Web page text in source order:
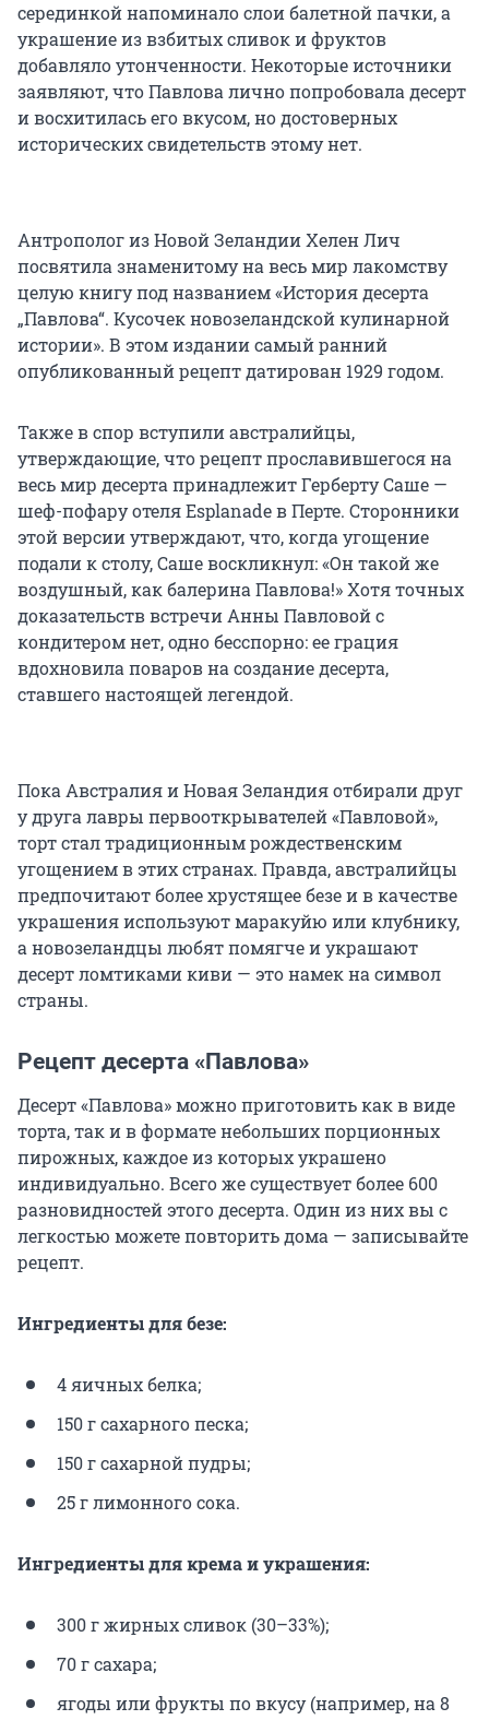
серединкой напоминало слои балетной пачки, а
украшение из взбитых сливок и фруктов
добавляло утонченности. Некоторые источники
заявляют, что Павлова лично попробовала десерт
и восхитилась его вкусом, но достоверных
исторических свидетельств этому нет.
Антрополог из Новой Зеландии Хелен Лич
посвятила знаменитому на весь мир лакомству
целую книгу под названием «История десерта
„Павлова“. Кусочек новозеландской кулинарной
истории». В этом издании самый ранний
опубликованный рецепт датирован 1929 годом.
Также в спор вступили австралийцы,
утверждающие, что рецепт прославившегося на
весь мир десерта принадлежит Герберту Саше —
шеф-пофару отеля Esplanade в Перте. Сторонники
этой версии утверждают, что, когда угощение
подали к столу, Саше воскликнул: «Он такой же
воздушный, как балерина Павлова!»Хотя точных
доказательств встречи Анны Павловой с
кондитером нет, одно бесспорно: ее грация
вдохновила поваров на создание десерта,
ставшего настоящей легендой.
Пока Австралия и Новая Зеландия отбирали друг
у друга лавры первооткрывателей «Павловой»,
торт стал традиционным рождественским
угощением в этих странах. Правда, австралийцы
предпочитают более хрустящее безе и в качестве
украшения используют маракуйю или клубнику,
а новозеландцы любят помягче и украшают
десерт ломтиками киви — это намек на символ
страны.
Рецепт десерта «Павлова»
Десерт «Павлова» можно приготовить как в виде
торта, так и в формате небольших порционных
пирожных, каждое из которых украшено
индивидуально. Всего же существует более 600
разновидностей этого десерта. Один из них вы с
легкостью можете повторить дома — записывайте
рецепт.
Ингредиенты для безе:
4 яичных белка;
150 г сахарного песка;
150 г сахарной пудры;
25 г лимонного сока.
Ингредиенты для крема и украшения:
300 г жирных сливок (30–33%);
70 г сахара;
ягоды или фрукты по вкусу (например, на 8